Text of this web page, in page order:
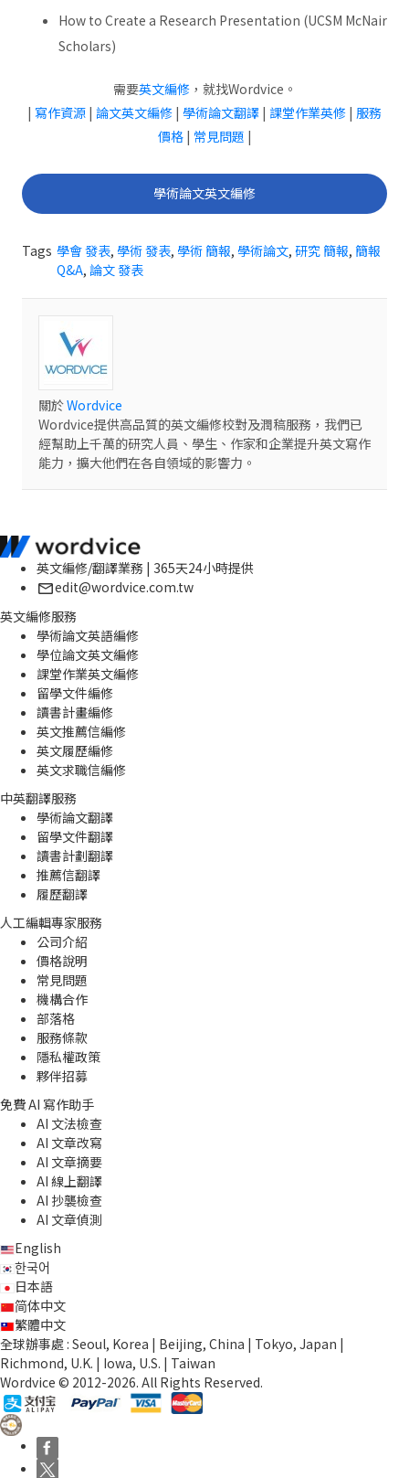
How to Create a Research Presentation (UCSM McNair
Scholars)
需要英文編修，就找Wordvice。
| 寫作資源 | 論文英文編修 | 學術論文翻譯 | 課堂作業英修 | 服務
價格| 常見問題 |
學術論文英文編修
Tags 學會 發表, 學術 發表, 學術 簡報, 學術論文, 研究 簡報, 簡報
Q&A, 論文 發表
關於Wordvice
Wordvice提供高品質的英文編修校對及潤稿服務，我們已
經幫助上千萬的研究人員、學生、作家和企業提升英文寫作
能力，擴大他們在各自領域的影響力。
英文編修/翻譯業務 | 365天24小時提供
edit@wordvice.com.tw
英文編修服務
學術論文英語編修
學位論文英文編修
課堂作業英文編修
留學文件編修
讀書計畫編修
英文推薦信編修
英文履歷編修
英文求職信編修
中英翻譯服務
學術論文翻譯
留學文件翻譯
讀書計劃翻譯
推薦信翻譯
履歷翻譯
人工編輯專家服務
公司介紹
價格說明
常見問題
機構合作
部落格
服務條款
隱私權政策
夥伴招募
免費 AI 寫作助手
AI 文法檢查
AI 文章改寫
AI 文章摘要
AI 線上翻譯
AI 抄襲檢查
AI 文章偵測
English
한국어
日本語
简体中文
繁體中文
全球辦事處 : Seoul, Korea | Beijing, China | Tokyo, Japan |
Richmond, U.K. | Iowa, U.S. | Taiwan
Wordvice © 2012-2026. All Rights Reserved.